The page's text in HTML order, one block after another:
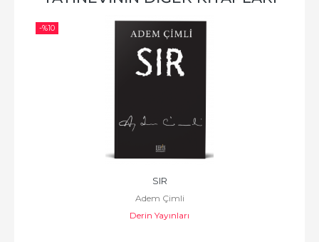
-%10
SIR
Adem Çimli
Derin Yayınları